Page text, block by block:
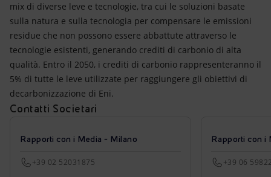
mix di diverse leve e tecnologie, tra cui le soluzioni basate
sulla natura e sulla tecnologia per compensare le emissioni
residue che non possono essere abbattute attraverso le
tecnologie esistenti, generando crediti di carbonio di alta
qualità. Entro il 2050, i crediti di carbonio rappresenteranno il
5% di tutte le leve utilizzate per raggiungere gli obiettivi di
decarbonizzazione di Eni.
Contatti Societari
Rapporti con i Media - Milano
+39 02 52031875
Rapporti con i
+39 06